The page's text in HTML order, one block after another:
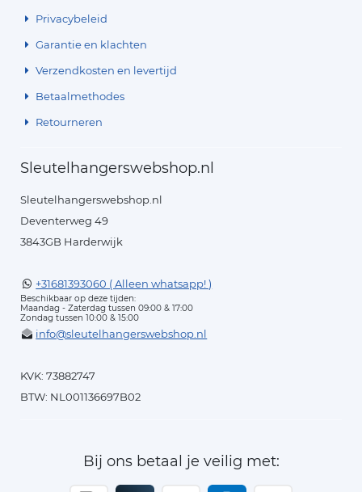
Privacybeleid
Garantie en klachten
Verzendkosten en levertijd
Betaalmethodes
Retourneren
Sleutelhangerswebshop.nl
Sleutelhangerswebshop.nl
Deventerweg 49
3843GB Harderwijk
+31681393060 ( Alleen whatsapp! )
Beschikbaar op deze tijden:
Maandag - Zaterdag tussen 09:00 & 17:00
Zondag tussen 10:00 & 15:00
info@sleutelhangerswebshop.nl
KVK: 73882747
BTW: NL001136697B02
Bij ons betaal je veilig met: